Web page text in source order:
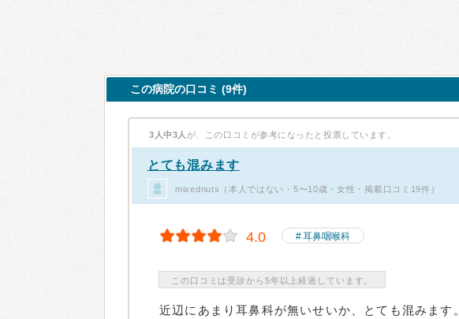
この病院の口コミ (9件)
3人中3人 が、この口コミが参考になったと投票しています。
とても混みます
mixednuts（本人ではない・5〜10歳・女性・掲載口コミ19件）
4.0 耳鼻咽喉科
この口コミは受診から5年以上経過しています。
近辺にあまり耳鼻科が無いせいか、とても混みます